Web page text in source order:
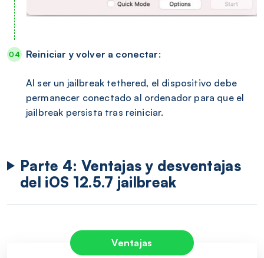
Reiniciar y volver a conectar:
Al ser un jailbreak tethered, el dispositivo debe
permanecer conectado al ordenador para que el
jailbreak persista tras reiniciar.
Parte 4: Ventajas y desventajas
del iOS 12.5.7 jailbreak
Ventajas